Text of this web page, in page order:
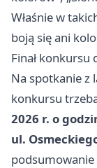
Właśnie w
boją się ani
Finał konkursu
Na spotkanie z
konkursu
2026 r. o
ul.
podsumowanie